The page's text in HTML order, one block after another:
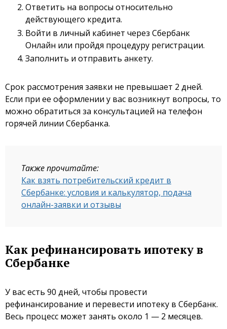
Ответить на вопросы относительно
действующего кредита.
Войти в личный кабинет через Сбербанк
Онлайн или пройдя процедуру регистрации.
Заполнить и отправить анкету.
Срок рассмотрения заявки не превышает 2 дней.
Если при ее оформлении у вас возникнут вопросы, то
можно обратиться за консультацией на телефон
горячей линии Сбербанка.
Также прочитайте:
Как взять потребительский кредит в
Сбербанке: условия и калькулятор, подача
онлайн-заявки и отзывы
Как рефинансировать ипотеку в
Сбербанке
У вас есть 90 дней, чтобы провести
рефинансирование и перевести ипотеку в Сбербанк.
Весь процесс может занять около 1 — 2 месяцев.